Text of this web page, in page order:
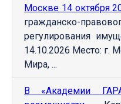
Москве 14 октября
гражданско-
регулирования
14.10.2026 Место: г.
Мира, ...
В «Академии